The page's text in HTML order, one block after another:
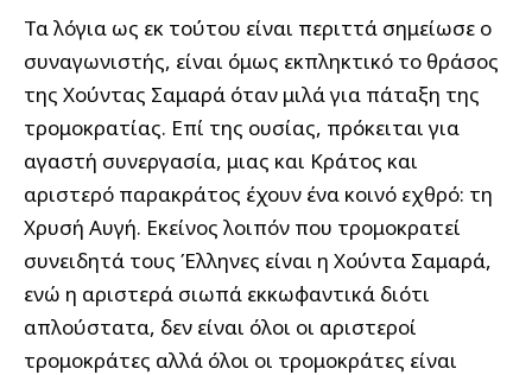
Τα λόγια ως εκ τούτου είναι περιττά σημείωσε ο
συναγωνιστής, είναι όμως εκπληκτικό το θράσος
της Χούντας Σαμαρά όταν μιλά για πάταξη της
τρομοκρατίας. Επί της ουσίας, πρόκειται για
αγαστή συνεργασία, μιας και Κράτος και
αριστερό παρακράτος έχουν ένα κοινό εχθρό: τη
Χρυσή Αυγή. Εκείνος λοιπόν που τρομοκρατεί
συνειδητά τους Έλληνες είναι η Χούντα Σαμαρά,
ενώ η αριστερά σιωπά εκκωφαντικά διότι
απλούστατα, δεν είναι όλοι οι αριστεροί
τρομοκράτες αλλά όλοι οι τρομοκράτες είναι